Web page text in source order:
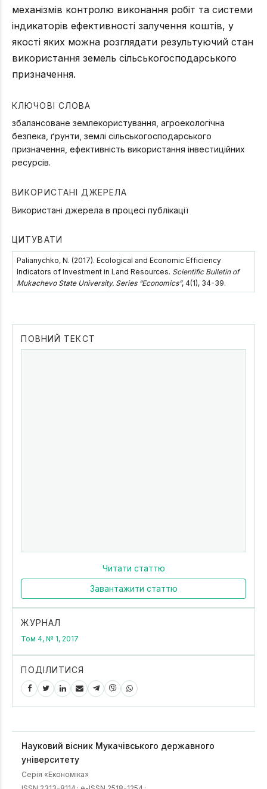
механізмів контролю виконання робіт та системи
індикаторів ефективності залучення коштів, у
якості яких можна розглядати результуючий стан
використання земель сільськогосподарського
призначення.
КЛЮЧОВІ СЛОВА
збалансоване землекористування, агроекологічна
безпека, ґрунти, землі сільськогосподарського
призначення, ефективність використання інвестиційних
ресурсів.
ВИКОРИСТАНІ ДЖЕРЕЛА
Використані джерела в процесі публікації
ЦИТУВАТИ
Palianychko, N. (2017). Ecological and Economic Efficiency
Indicators of Investment in Land Resources. Scientific Bulletin of
Mukachevo State University. Series “Economics”, 4(1), 34-39.
ПОВНИЙ ТЕКСТ
Читати статтю
Завантажити статтю
ЖУРНАЛ
Том 4, № 1, 2017
ПОДІЛИТИСЯ
Науковий вісник Мукачівського державного
університету
Серія «Економіка»